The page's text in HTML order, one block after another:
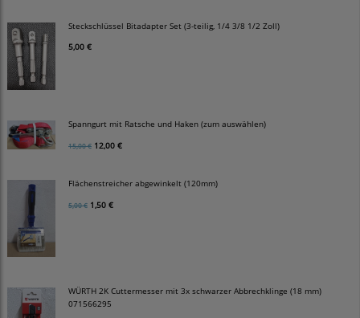
Steckschlüssel Bitadapter Set (3-teilig, 1/4 3/8 1/2 Zoll)
5,00 €
Spanngurt mit Ratsche und Haken (zum auswählen)
15,00 € 12,00 €
Flächenstreicher abgewinkelt (120mm)
5,00 € 1,50 €
WÜRTH 2K Cuttermesser mit 3x schwarzer Abbrechklinge (18 mm)
071566295